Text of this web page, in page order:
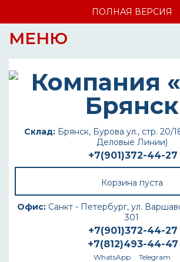
ПОЛНАЯ ВЕРСИЯ
МЕНЮ
Склад:Брянск, Бурова ул., стр. 20/
Деловые Линии)
+7(901)372-44-27
Корзина пуста
Офис: Санкт - Петербург, ул.
301
+7(901)372-44-27
+7(812)493-44-47
WhatsApp Telegram